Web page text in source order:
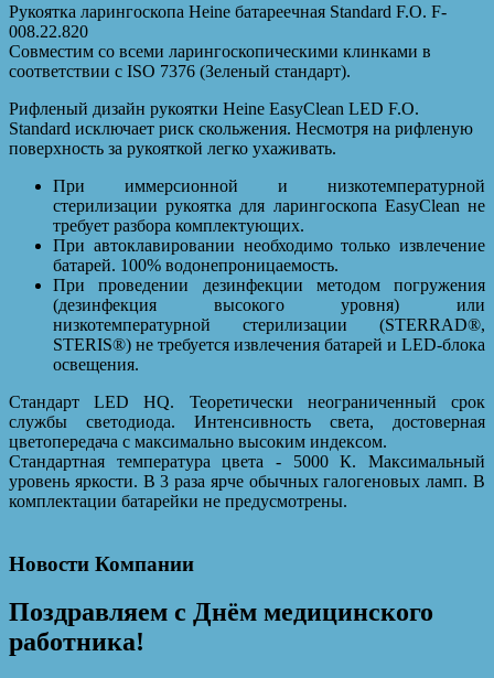
Рукоятка ларингоскопа Heine батареечная Standard F.O. F-
008.22.820
Совместим со всеми ларингоскопическими клинками в
соответствии с ISO 7376 (Зеленый стандарт).
Рифленый дизайн рукоятки Heine EasyClean LED F.O.
Standard исключает риск скольжения. Несмотря на рифленую
поверхность за рукояткой легко ухаживать.
При иммерсионной и низкотемпературной
стерилизации рукоятка для ларингоскопа EasyClean не
требует разбора комплектующих.
При автоклавировании необходимо только извлечение
батарей. 100% водонепроницаемость.
При проведении дезинфекции методом погружения
(дезинфекция высокого уровня) или
низкотемпературной стерилизации (STERRAD®,
STERIS®) не требуется извлечения батарей и LED-блока
освещения.
Стандарт LED HQ. Теоретически неограниченный срок
службы светодиода. Интенсивность света, достоверная
цветопередача с максимально высоким индексом.
Стандартная температура цвета - 5000 К. Максимальный
уровень яркости. В 3 раза ярче обычных галогеновых ламп. В
комплектации батарейки не предусмотрены.
Новости Компании
Поздравляем с Днём медицинского
работника!